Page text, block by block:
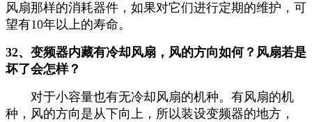
风扇那样的消耗器件，如果对它们进行定期的维护，可
望有10年以上的寿命。
32、变频器内藏有冷却风扇，风的方向如何？风扇若是
坏了会怎样？
对于小容量也有无冷却风扇的机种。有风扇的机
种，风的方向是从下向上，所以装设变频器的地方，